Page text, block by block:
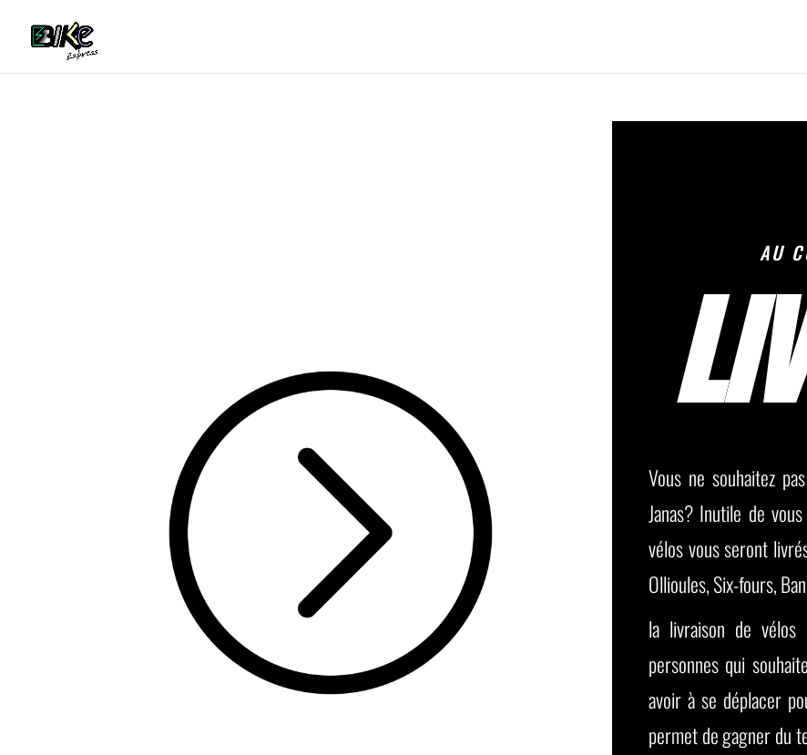
AU
Vous ne souhaitez
Janas? Inutile de
vélos vous seront
Ollioules, Six-fours,
la livraison de
personnes qui
avoir à se déplacer
permet de gagner du